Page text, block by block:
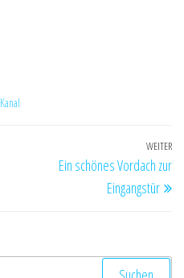
Kanal
WEITER
Ein schönes Vordach zur
Eingangstür